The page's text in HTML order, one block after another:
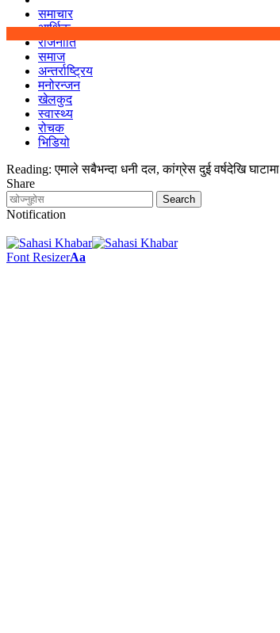
समाचार
आर्थिक
राजनीति
समाज
अन्तर्राष्ट्रिय
मनोरन्जन
खेलकुद
स्वास्थ्य
रोचक
भिडियो
Reading: एमाले सबैभन्दा धनी दल, कांग्रेस दुई वर्षदेखि घाटामा
Share
Notification
Font ResizerAa